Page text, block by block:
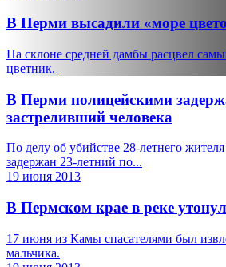
В Перми высадили «море
На склоне средней дамбы расцвел
цветник.
В Перми полицейскими
застреливший человека
По делу об убийстве 28-летнего
задержан 23-летний по...
19 июня 2013
В Пермском крае в реке
17 июня из Камы спасателями был
мальчика.